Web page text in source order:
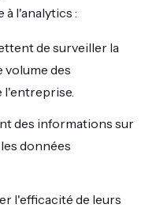
à l'analytics :
de surveiller la
des
l'entreprise.
des informations sur
données
l'efficacité de leurs